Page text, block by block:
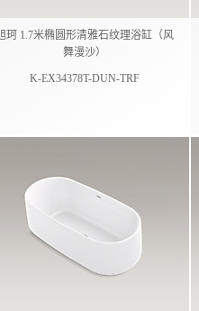
珂 1.7米椭圆形清雅石纹理浴缸（风
舞漫沙）
K-EX34378T-DUN-TRF